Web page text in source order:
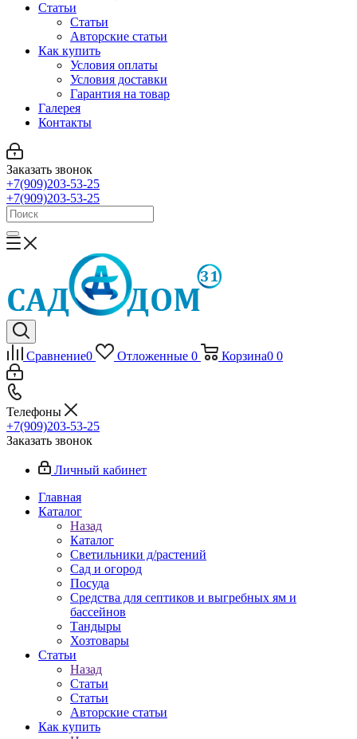
Статьи
Статьи
Авторские статьи
Как купить
Условия оплаты
Условия доставки
Гарантия на товар
Галерея
Контакты
Заказать звонок
+7(909)203-53-25
+7(909)203-53-25
Сравнение0 Отложенные 0 Корзина0 0
Телефоны
+7(909)203-53-25
Заказать звонок
Личный кабинет
Главная
Каталог
Назад
Каталог
Светильники д/растений
Сад и огород
Посуда
Средства для септиков и выгребных ям и
бассейнов
Тандыры
Хозтовары
Статьи
Назад
Статьи
Статьи
Авторские статьи
Как купить